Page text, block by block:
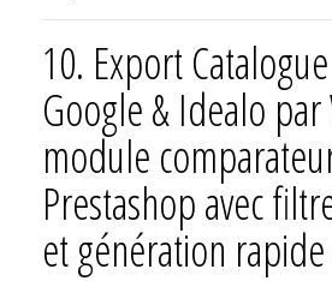
10. Export
Google & Idealo
module
Prestashop avec
et génération